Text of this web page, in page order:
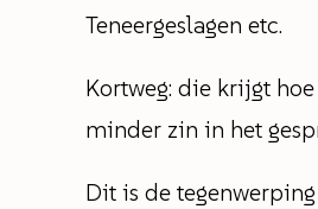
Teneergeslagen etc.
Kortweg: die krijgt
minder zin in het
Dit is de